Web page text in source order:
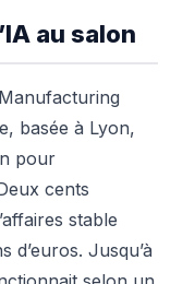
au salon
basée à Lyon,
pour
cents
stable
d’euros. Jusqu’à